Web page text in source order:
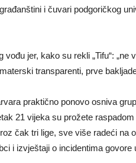
i čuvari podgoričkog
vođu jer, kako su rekli „Tifu“:
transparenti, prve
praktično ponovo osniva
21 vijeka su prožete
čak tri lige, sve više radeći na
i izvještaji o incidentima govore